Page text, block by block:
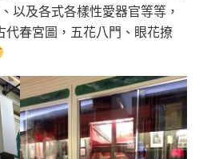
以及各式各樣性愛器官等等，
春宮圖，五花八門、眼花撩